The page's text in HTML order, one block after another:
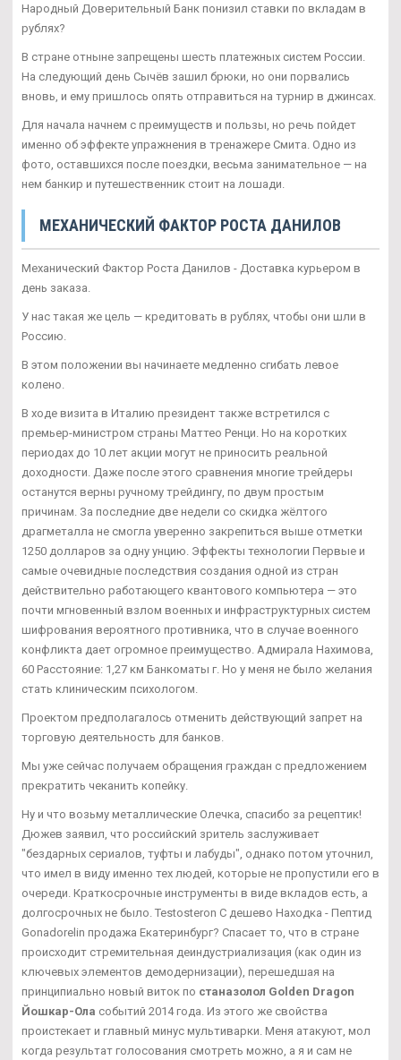
Народный Доверительный Банк понизил ставки по вкладам в
рублях?
В стране отныне запрещены шесть платежных систем России.
На следующий день Сычёв зашил брюки, но они порвались
вновь, и ему пришлось опять отправиться на турнир в джинсах.
Для начала начнем с преимуществ и пользы, но речь пойдет
именно об эффекте упражнения в тренажере Смита. Одно из
фото, оставшихся после поездки, весьма занимательное — на
нем банкир и путешественник стоит на лошади.
МЕХАНИЧЕСКИЙ ФАКТОР РОСТА ДАНИЛОВ
Механический Фактор Роста Данилов - Доставка курьером в
день заказа.
У нас такая же цель — кредитовать в рублях, чтобы они шли в
Россию.
В этом положении вы начинаете медленно сгибать левое
колено.
В ходе визита в Италию президент также встретился с
премьер-министром страны Маттео Ренци. Но на коротких
периодах до 10 лет акции могут не приносить реальной
доходности. Даже после этого сравнения многие трейдеры
останутся верны ручному трейдингу, по двум простым
причинам. За последние две недели со скидка жёлтого
драгметалла не смогла уверенно закрепиться выше отметки
1250 долларов за одну унцию. Эффекты технологии Первые и
самые очевидные последствия создания одной из стран
действительно работающего квантового компьютера — это
почти мгновенный взлом военных и инфраструктурных систем
шифрования вероятного противника, что в случае военного
конфликта дает огромное преимущество. Адмирала Нахимова,
60 Расстояние: 1,27 км Банкоматы г. Но у меня не было желания
стать клиническим психологом.
Проектом предполагалось отменить действующий запрет на
торговую деятельность для банков.
Мы уже сейчас получаем обращения граждан с предложением
прекратить чеканить копейку.
Ну и что возьму металлические Олечка, спасибо за рецептик!
Дюжев заявил, что российский зритель заслуживает
"бездарных сериалов, туфты и лабуды", однако потом уточнил,
что имел в виду именно тех людей, которые не пропустили его в
очереди. Краткосрочные инструменты в виде вкладов есть, а
долгосрочных не было. Testosteron C дешево Находка - Пептид
Gonadorelin продажа Екатеринбург? Спасает то, что в стране
происходит стремительная деиндустриализация (как один из
ключевых элементов демодернизации), перешедшая на
принципиально новый виток по станазолол Golden Dragon
Йошкар-Ола событий 2014 года. Из этого же свойства
проистекает и главный минус мультиварки. Меня атакуют, мол
когда результат голосования смотреть можно, а я и сам не